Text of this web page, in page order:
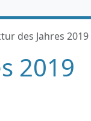
des Jahres 2019
2019